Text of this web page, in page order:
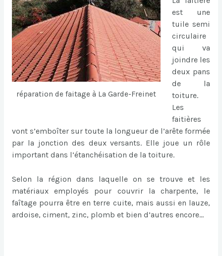
réparation de faitage à La Garde-Freinet
est une
tuile semi
circulaire
qui va
joindre les
deux pans
de la
toiture.
Les
faitières
vont s’emboîter sur toute la longueur de l’arête formée
par la jonction des deux versants. Elle joue un rôle
important dans l’étanchéisation de la toiture.
Selon la région dans laquelle on se trouve et les
matériaux employés pour couvrir la charpente, le
faîtage pourra être en terre cuite, mais aussi en lauze,
ardoise, ciment, zinc, plomb et bien d’autres encore…